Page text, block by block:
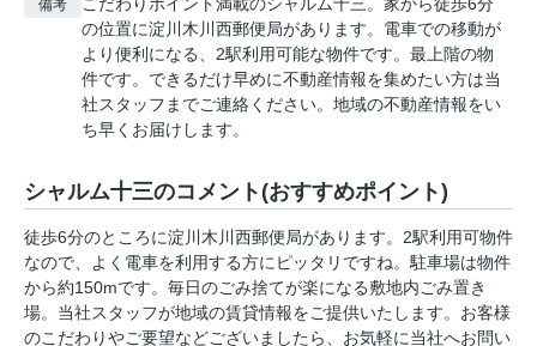
備考
こだわりポイント満載のシャルム十三。家から徒歩6分
の位置に淀川木川西郵便局があります。電車での移動が
より便利になる、2駅利用可能な物件です。最上階の物
件です。できるだけ早めに不動産情報を集めたい方は当
社スタッフまでご連絡ください。地域の不動産情報をい
ち早くお届けします。
シャルム十三のコメント(おすすめポイント)
徒歩6分のところに淀川木川西郵便局があります。2駅利用可物件
なので、よく電車を利用する方にピッタリですね。駐車場は物件
から約150mです。毎日のごみ捨てが楽になる敷地内ごみ置き
場。当社スタッフが地域の賃貸情報をご提供いたします。お客様
のこだわりやご要望などございましたら、お気軽に当社へお問い